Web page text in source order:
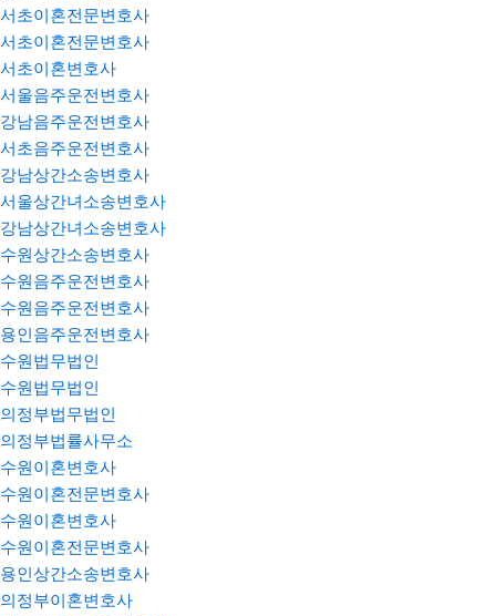
서초이혼전문변호사
서초이혼전문변호사
서초이혼변호사
서울음주운전변호사
강남음주운전변호사
서초음주운전변호사
강남상간소송변호사
서울상간녀소송변호사
강남상간녀소송변호사
수원상간소송변호사
수원음주운전변호사
수원음주운전변호사
용인음주운전변호사
수원법무법인
수원법무법인
의정부법무법인
의정부법률사무소
수원이혼변호사
수원이혼전문변호사
수원이혼변호사
수원이혼전문변호사
용인상간소송변호사
의정부이혼변호사